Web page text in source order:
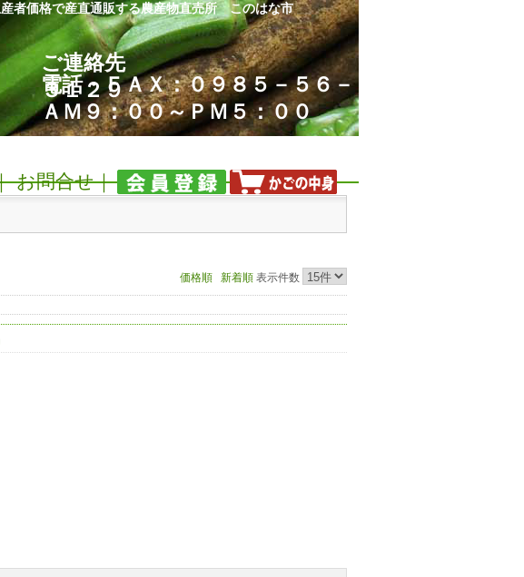
者価格で産直通販する農産物直売所 このはな市
ご連絡先
電話・ＦＡＸ：０９８５－５６－
３１２９
ＡＭ９：００～ＰＭ５：００
お問合せ｜
価格順 新着順 表示件数